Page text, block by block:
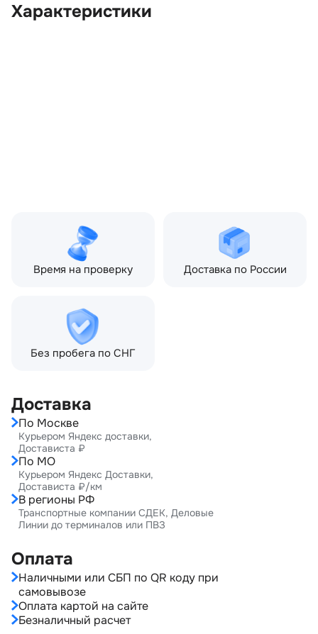
Характеристики
Время на проверку Доставка по России
Без пробега по СНГ
Доставка
По Москве
Курьером Яндекс доставки,
Достависта ₽
По МО
Курьером Яндекс Доставки,
Достависта ₽/км
В регионы РФ
Транспортные компании СДЕК, Деловые
Линии до терминалов или ПВЗ
Оплата
Наличными или СБП по QR коду при
самовывозе
Оплата картой на сайте
Безналичный расчет